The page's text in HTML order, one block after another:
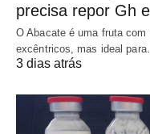
precisa repor Gh
O Abacate é uma fruta
excêntricos, mas ideal
3 dias atrás